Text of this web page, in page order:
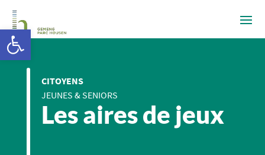
CITOYENS
JEUNES & SENIORS
Les aires de jeux
Ouvrir la barre d’outils